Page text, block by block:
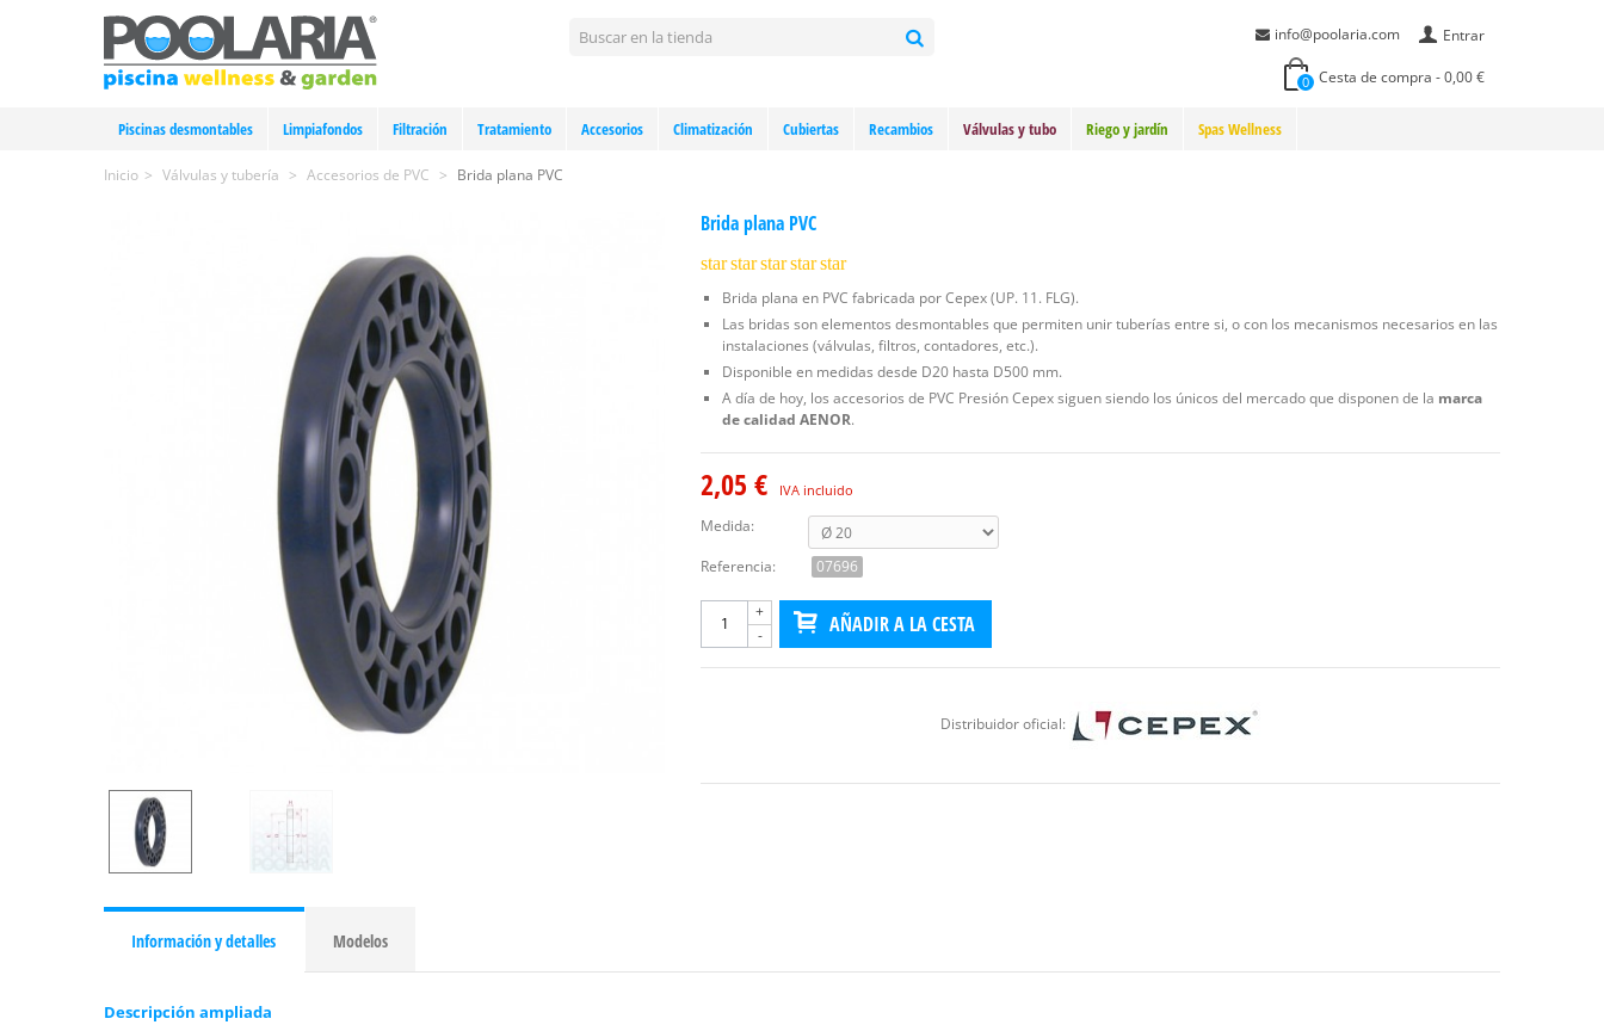
Entrar
info@poolaria.com
0 Cesta de compra -0,00 €
Piscinas desmontables Limpiafondos Filtración Tratamiento Accesorios Climatización Cubiertas Recambios Válvulas y tubo Riego y jardín Spas Wellness
Inicio > Válvulas y tubería > Accesorios de PVC > Brida plana PVC
Brida plana PVC
starstarstarstarstar
Brida plana en PVC fabricada por Cepex (UP. 11. FLG).
Las bridas son elementos desmontables que permiten unir tuberías entre si, o con los mecanismos necesarios en las
instalaciones (válvulas, filtros, contadores, etc.).
Disponible en medidas desde D20 hasta D500 mm.
A día de hoy, los accesorios de PVC Presión Cepex siguen siendo los únicos del mercado que disponen de la marca
de calidad AENOR.
2,05 € IVA incluido
Medida:
Referencia:
07696
-
+ AÑADIR A LA CESTA
Distribuidor oficial:
Información y detalles Modelos
Descripción ampliada